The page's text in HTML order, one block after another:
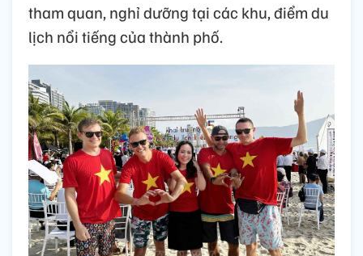
tham quan, nghỉ dưỡng tại các khu, điểm du
lịch nổi tiếng của thành phố.